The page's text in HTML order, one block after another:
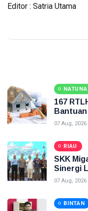
Editor : Satria Utama
NATUNA
167
07 Aug, 2026
RIAU
SKK
Sinergi
Menjaga
07 Aug, 2026
BINTAN